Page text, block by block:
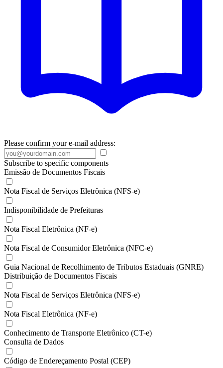
Please confirm your e-mail address:
Subscribe to specific components
Emissão de Documentos Fiscais
Nota Fiscal de Serviços Eletrônica (NFS-e)
Indisponibilidade de Prefeituras
Nota Fiscal Eletrônica (NF-e)
Nota Fiscal de Consumidor Eletrônica (NFC-e)
Guia Nacional de Recolhimento de Tributos Estaduais (GNRE)
Distribuição de Documentos Fiscais
Nota Fiscal de Serviços Eletrônica (NFS-e)
Nota Fiscal Eletrônica (NF-e)
Conhecimento de Transporte Eletrônico (CT-e)
Consulta de Dados
Código de Endereçamento Postal (CEP)